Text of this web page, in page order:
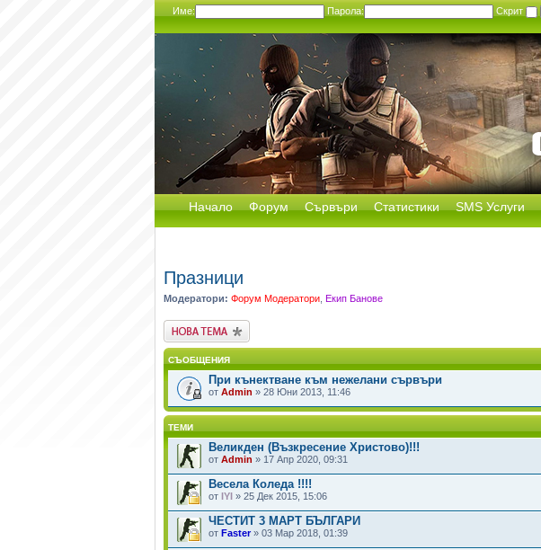
Име: Парола: Скрит
Начало Форум Сървъри Статистики SMS Услуги
Празници
Модератори: Форум Модератори Екип Банове
Публикувай нова
тема
СЪОБЩЕНИЯ
При кънектване към нежелани сървъри
от Admin » 28 Юни 2013, 11:46
ТЕМИ
Великден (Възкресение Христово)!!!
от Admin » 17 Апр 2020, 09:31
Весела Коледа !!!!
от IYI » 25 Дек 2015, 15:06
ЧЕСТИТ 3 МАРТ БЪЛГАРИ
от Faster» 03 Мар 2018, 01:39